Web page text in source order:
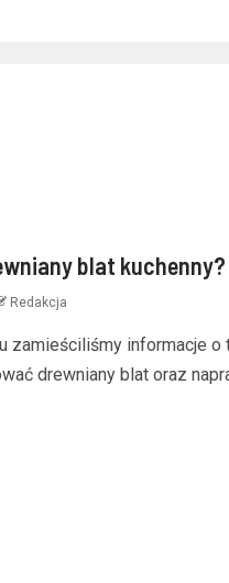
blat kuchenny?
Redakcja
zamieściliśmy informacje o
drewniany blat oraz